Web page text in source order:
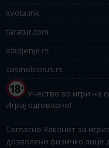
kvota.mk
taratur.com
kladjenje.rs
casinobonus.rs
Учество во игри на
Играј одговорно!
Согласно Законот за
дозволено физичко лице